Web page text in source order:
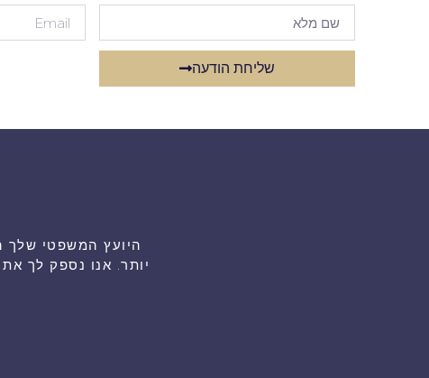
שליחת הודעה
יותר. אנו נספק לך